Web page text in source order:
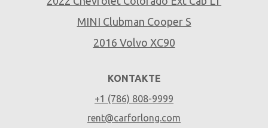
MINI Clubman Cooper S
2016 Volvo XC90
KONTAKTE
+1 (786) 808-9999
rent@carforlong.com